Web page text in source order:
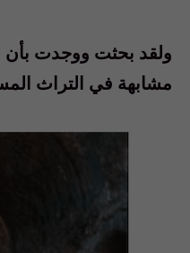
ولقد بحثت ووجدت بأن
مشابهة في التراث